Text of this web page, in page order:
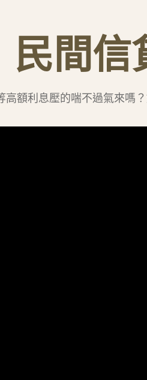
民間信
額利息壓的喘不過氣來嗎